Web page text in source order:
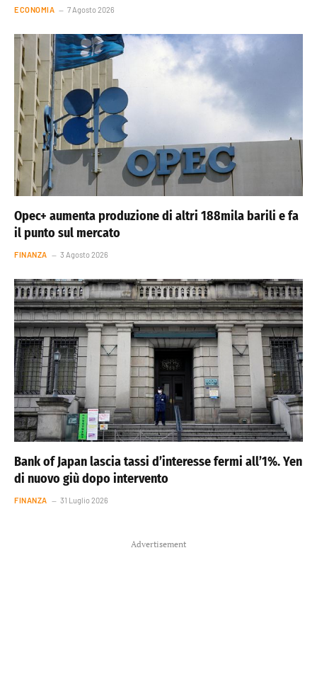
ECONOMIA 7 Agosto 2026
Opec+ aumenta produzione di altri 188mila barili e fa
il punto sul mercato
FINANZA 3 Agosto 2026
Bank of Japan lascia tassi d’interesse fermi all’1%. Yen
di nuovo giù dopo intervento
FINANZA 31 Luglio 2026
Advertisement